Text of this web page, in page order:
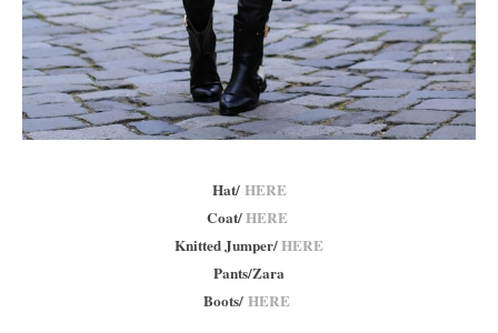
Hat/ HERE
Coat/HERE
Knitted Jumper/HERE
Pants/Zara
Boots/ HERE